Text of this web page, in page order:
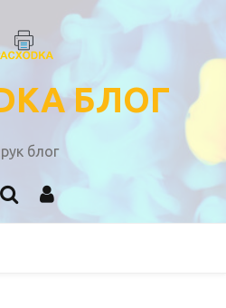
БЛОГ
блог